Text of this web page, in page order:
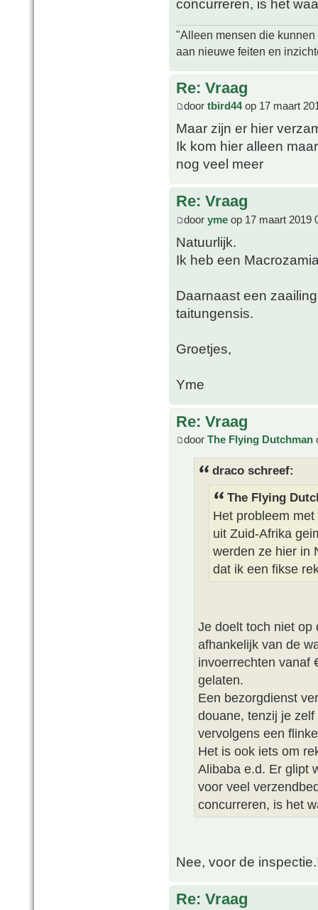
concurreren, is het
"Alleen mensen die
aan nieuwe feiten en
Re: Vraag
door tbird44op 17 maart
Maar zijn er hier
Ik kom hier alleen
nog veel meer
Re: Vraag
door yme op 17 maart 2019
Natuurlijk.
Ik heb een
Daarnaast een
taitungensis.
Groetjes,
Yme
Re: Vraag
door The Flying Dutchman
draco schreef:
The Flying
Het probleem
uit Zuid-Afrika
werden ze hier in
dat ik een fikse
Je doelt toch niet op
afhankelijk van de
invoerrechten vanaf
gelaten.
Een bezorgdienst
douane, tenzij je
vervolgens een
Het is ook iets om
Alibaba e.d. Er glipt
voor veel
concurreren, is het
Nee, voor de
Re: Vraag